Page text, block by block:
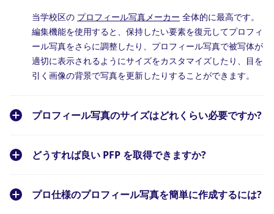
当学校区の プロフィール写真メーカー 全体的に最高です。
編集機能を使用すると、保持したい要素を復元してプロフィ
ール写真をさらに調整したり、プロフィール写真で被写体が
適切に表示されるようにサイズをカスタマイズしたり、目を
引く画像の背景で写真を更新したりすることができます。
プロフィール写真のサイズはどれくらい必要ですか?
どうすれば良い PFP を取得できますか?
プロ仕様のプロフィール写真を簡単に作成するには?